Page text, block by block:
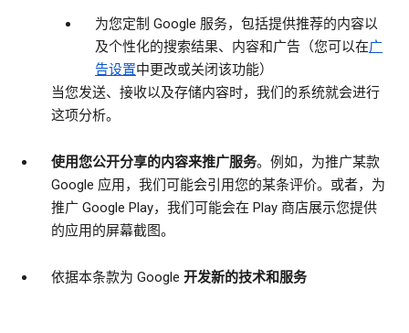
为您定制 Google 服务，包括提供推荐的内容以
及个性化的搜索结果、内容和广告（您可以在广
告设置中更改或关闭该功能）
当您发送、接收以及存储内容时，我们的系统就会进行
这项分析。
使用您公开分享的内容来推广服务。例如，为推广某款
Google 应用，我们可能会引用您的某条评价。或者，为
推广 Google Play，我们可能会在 Play 商店展示您提供
的应用的屏幕截图。
依据本条款为 Google 开发新的技术和服务